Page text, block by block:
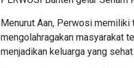
Menurut Aan, Perwosi memiliki
mengolahragakan masyarakat
menjadikan keluarga yang